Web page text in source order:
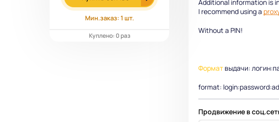
Мин.заказ: 1 шт.
Куплено: 0 раз
Additional information is
I recommend using a
Without a PIN!
Формат выдачи:
format:
Продвижение в